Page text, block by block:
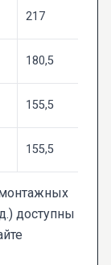
217
180,5
155,5
155,5
доступны